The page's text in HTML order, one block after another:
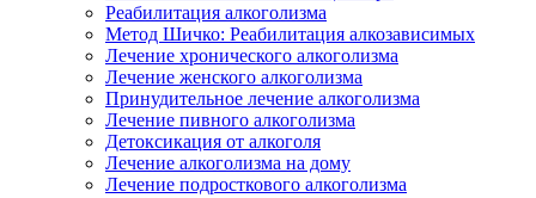
Реабилитация алкоголизма
Метод Шичко: Реабилитация алкозависимых
Лечение хронического алкоголизма
Лечение женского алкоголизма
Принудительное лечение алкоголизма
Лечение пивного алкоголизма
Детоксикация от алкоголя
Лечение алкоголизма на дому
Лечение подросткового алкоголизма